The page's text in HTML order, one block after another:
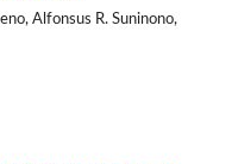
Alfonsus R. Suninono,